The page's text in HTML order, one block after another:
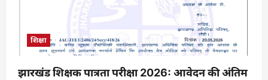
आवेदन
की
बढ़ी
शिक्षा
झारखंड शिक्षक पात्रता परीक्षा 2026: आवेदन की अंतिम